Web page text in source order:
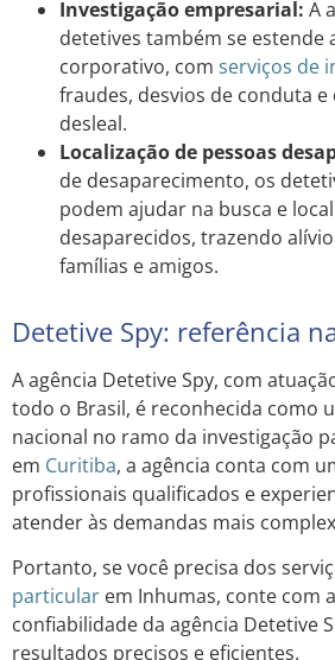
Investigação empresarial: A
detetives também se estende
corporativo, com serviços de
fraudes, desvios de conduta
desleal.
Localização de pessoas
de desaparecimento, os
podem ajudar na busca e
desaparecidos, trazendo
famílias e amigos.
Detetive Spy: referência
A agência Detetive Spy, com
todo o Brasil, é reconhecida como
nacional no ramo da investigação
em Curitiba, a agência conta com
profissionais qualificados e
atender às demandas mais
Portanto, se você precisa dos
particular em Inhumas, conte com
confiabilidade da agência Detetive
resultados precisos e eficientes.